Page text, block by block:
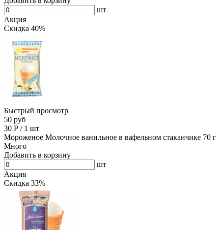
шт
Акция
Скидка 40%
Быстрый просмотр
50 руб
30 Р / 1 шт
Мороженое Молочное ванильное в вафельном стаканчике 70 г
Много
Добавить в корзину
шт
Акция
Скидка 33%